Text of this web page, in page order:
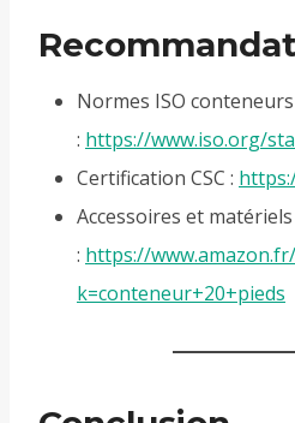
Normes ISO conteneurs
: https://www.iso.org/
Certification CSC :
Accessoires et
: https://
k=conteneur+20+pieds